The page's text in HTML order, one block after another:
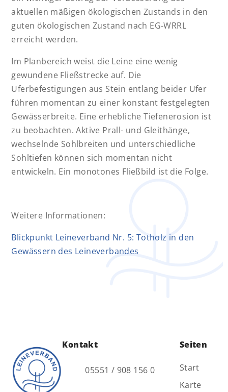
aktuellen mäßigen ökologischen Zustands in den
guten ökologischen Zustand nach EG-WRRL
erreicht werden.
Im Planbereich weist die Leine eine wenig
gewundene Fließstrecke auf. Die
Uferbefestigungen aus Stein entlang beider Ufer
führen momentan zu einer konstant festgelegten
Gewässerbreite. Eine erhebliche Tiefenerosion ist
zu beobachten. Aktive Prall- und Gleithänge,
wechselnde Sohlbreiten und unterschiedliche
Sohltiefen können sich momentan nicht
entwickeln. Ein monotones Fließbild ist die Folge.
Weitere Informationen:
Blickpunkt Leineverband Nr. 5: Totholz in den
Gewässern des Leineverbandes
Kontakt
05551 / 908 156 0
Seiten
Start
Karte